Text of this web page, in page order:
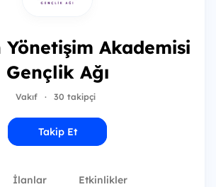
Akademisi
Gençlik Ağı
Vakıf · 30 takipçi
Takip Et
İlanlar Etkinlikler